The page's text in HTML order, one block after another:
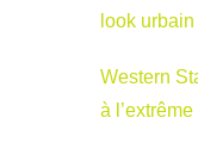
look
Western
à